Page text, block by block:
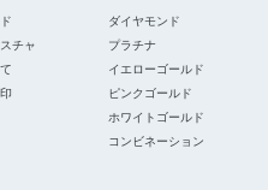
チャ
ダイヤモンド
プラチナ
イエローゴールド
ピンクゴールド
ホワイトゴールド
コンビネーション